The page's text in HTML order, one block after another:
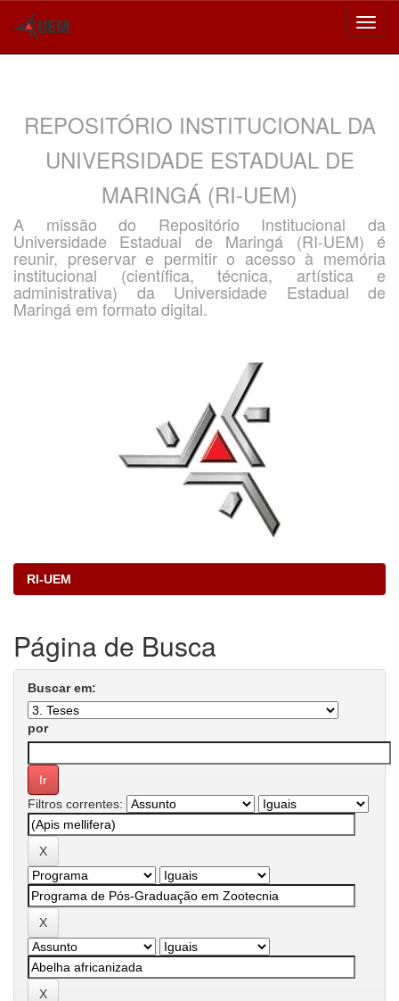
REPOSITÓRIO INSTITUCIONAL DA
UNIVERSIDADE ESTADUAL DE
MARINGÁ (RI-UEM)
A missão do Repositório Institucional da
Universidade Estadual de Maringá (RI-UEM) é
reunir, preservar e permitir o acesso à memória
institucional (científica, técnica, artística e
administrativa) da Universidade Estadual de
Maringá em formato digital.
RI-UEM
Página de Busca
Buscar em:
por
Filtros correntes: